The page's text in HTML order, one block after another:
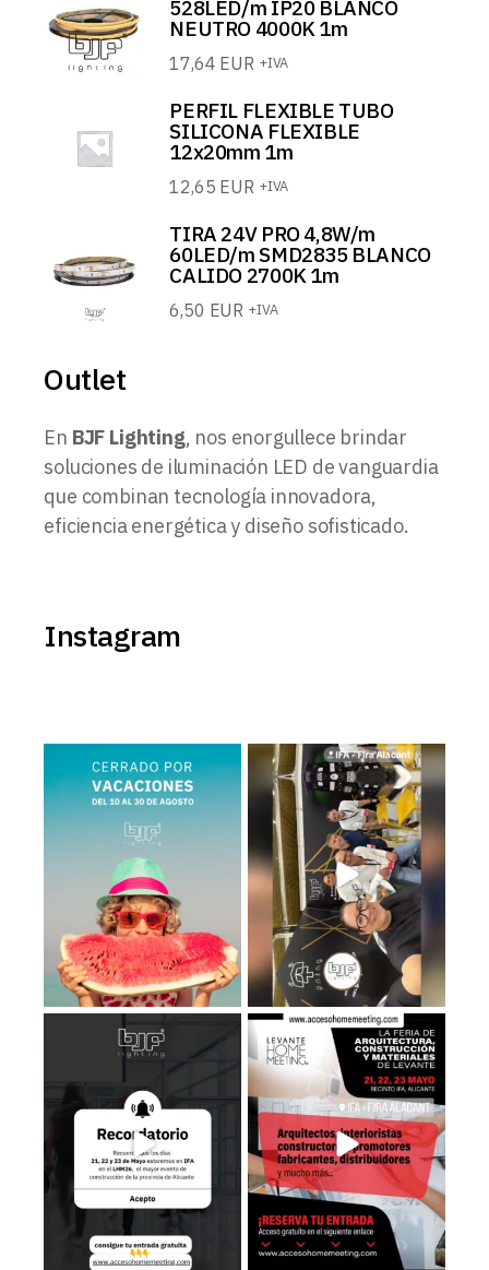
528LED/m IP20 BLANCO
NEUTRO 4000K 1m
17,64 EUR +IVA
PERFIL FLEXIBLE TUBO
SILICONA FLEXIBLE
12x20mm 1m
12,65 EUR +IVA
TIRA 24V PRO 4,8W/m
60LED/m SMD2835 BLANCO
CALIDO 2700K 1m
6,50 EUR +IVA
Outlet
En BJF Lighting, nos enorgullece brindar
soluciones de iluminación LED de vanguardia
que combinan tecnología innovadora,
eficiencia energética y diseño sofisticado.
Instagram
BJF Lighting permanecerá
𝗰𝗲𝗿𝗿𝗮𝗱𝗼 𝗽𝗼𝗿...
2
Estamos en el Levante Home
Meeting ¡Te esperamos!...
39 5
Recuerda que los días 𝟮𝟭, 𝟮𝟮 𝘆
𝟮𝟯 de
...
3 0
Estaremos en el LHM26, consigue
tu entrada ...
3 0